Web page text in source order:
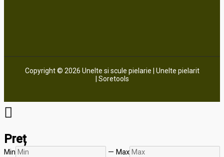
Copyright © 2026 Unelte si scule pielarie | Unelte pielarit
| Soretools
Preț
Min — Max